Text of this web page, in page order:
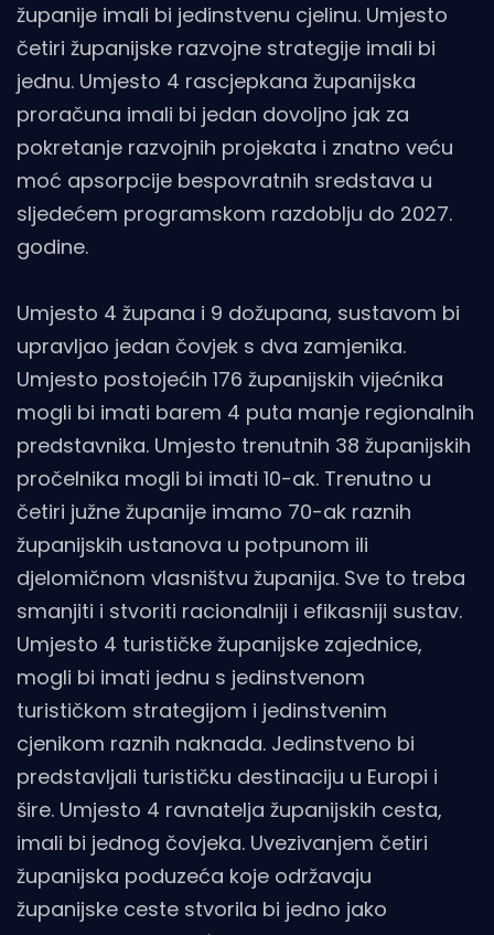
županije imali bi jedinstvenu cjelinu. Umjesto
četiri županijske razvojne strategije imali bi
jednu. Umjesto 4 rascjepkana županijska
proračuna imali bi jedan dovoljno jak za
pokretanje razvojnih projekata i znatno veću
moć apsorpcije bespovratnih sredstava u
sljedećem programskom razdoblju do 2027.
godine.
Umjesto 4 župana i 9 dožupana, sustavom bi
upravljao jedan čovjek s dva zamjenika.
Umjesto postojećih 176 županijskih vijećnika
mogli bi imati barem 4 puta manje regionalnih
predstavnika. Umjesto trenutnih 38 županijskih
pročelnika mogli bi imati 10-ak. Trenutno u
četiri južne županije imamo 70-ak raznih
županijskih ustanova u potpunom ili
djelomičnom vlasništvu županija. Sve to treba
smanjiti i stvoriti racionalniji i efikasniji sustav.
Umjesto 4 turističke županijske zajednice,
mogli bi imati jednu s jedinstvenom
turističkom strategijom i jedinstvenim
cjenikom raznih naknada. Jedinstveno bi
predstavljali turističku destinaciju u Europi i
šire. Umjesto 4 ravnatelja županijskih cesta,
imali bi jednog čovjeka. Uvezivanjem četiri
županijska poduzeća koje održavaju
županijske ceste stvorila bi jedno jako